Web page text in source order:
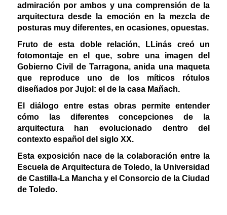
admiración por ambos y una comprensión de la
arquitectura desde la emoción en la mezcla de
posturas muy diferentes, en ocasiones, opuestas.
Fruto de esta doble relación, LLinás creó un
fotomontaje en el que, sobre una imagen del
Gobierno Civil de Tarragona, anida una maqueta
que reproduce uno de los míticos rótulos
diseñados por Jujol: el de la casa Mañach.
El diálogo entre estas obras permite entender
cómo las diferentes concepciones de la
arquitectura han evolucionado dentro del
contexto español del siglo XX.
Esta exposición nace de la colaboración entre la
Escuela de Arquitectura de Toledo, la Universidad
de Castilla-La Mancha y el Consorcio de la Ciudad
de Toledo.